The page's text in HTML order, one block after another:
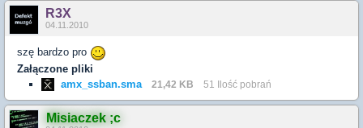
R3X
04.11.2010
szę bardzo pro
Załączone pliki
amx_ssban.sma
21,42 KB 51 Ilość pobrań
Misiaczek ;c